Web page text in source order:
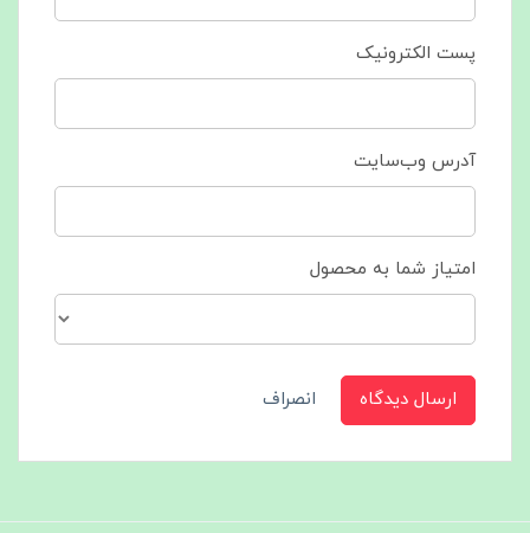
پست الکترونیک
آدرس وب‌سایت
امتیاز شما به محصول
ارسال دیدگاه انصراف